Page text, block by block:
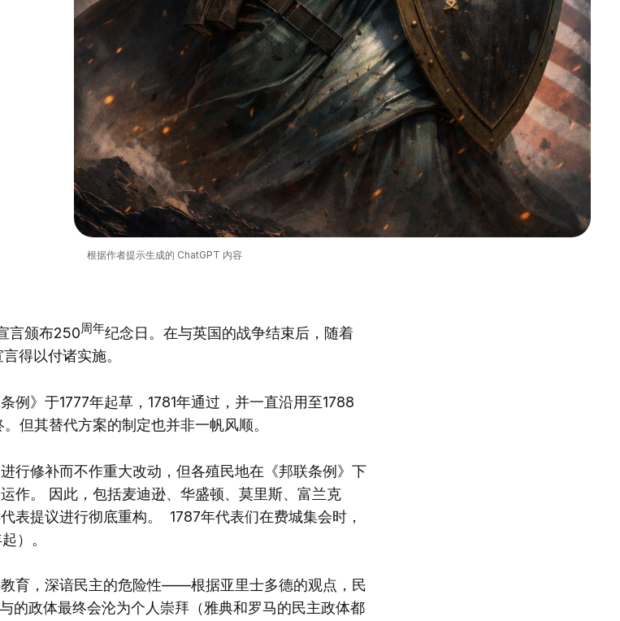
根据作者提示生成的 ChatGPT 内容
言颁布250周年纪念日。在与英国的战争结束后，随着
得以付诸实施。
例》于1777年起草，1781年通过，并一直沿用至1788
但其替代方案的制定也并非一帆风顺。
行修补而不作重大改动，但各殖民地在《邦联条例》下
作。 因此，包括麦迪逊、华盛顿、莫里斯、富兰克
表提议进行彻底重构。 1787年代表们在费城集会时，
）。
育，深谙民主的危险性——根据亚里士多德的观点，民
的政体最终会沦为个人崇拜（雅典和罗马的民主政体都